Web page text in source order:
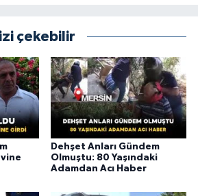
çekebilir
Dehşet Anları Gündem
Olmuştu: 80 Yaşındaki
Adamdan Acı Haber